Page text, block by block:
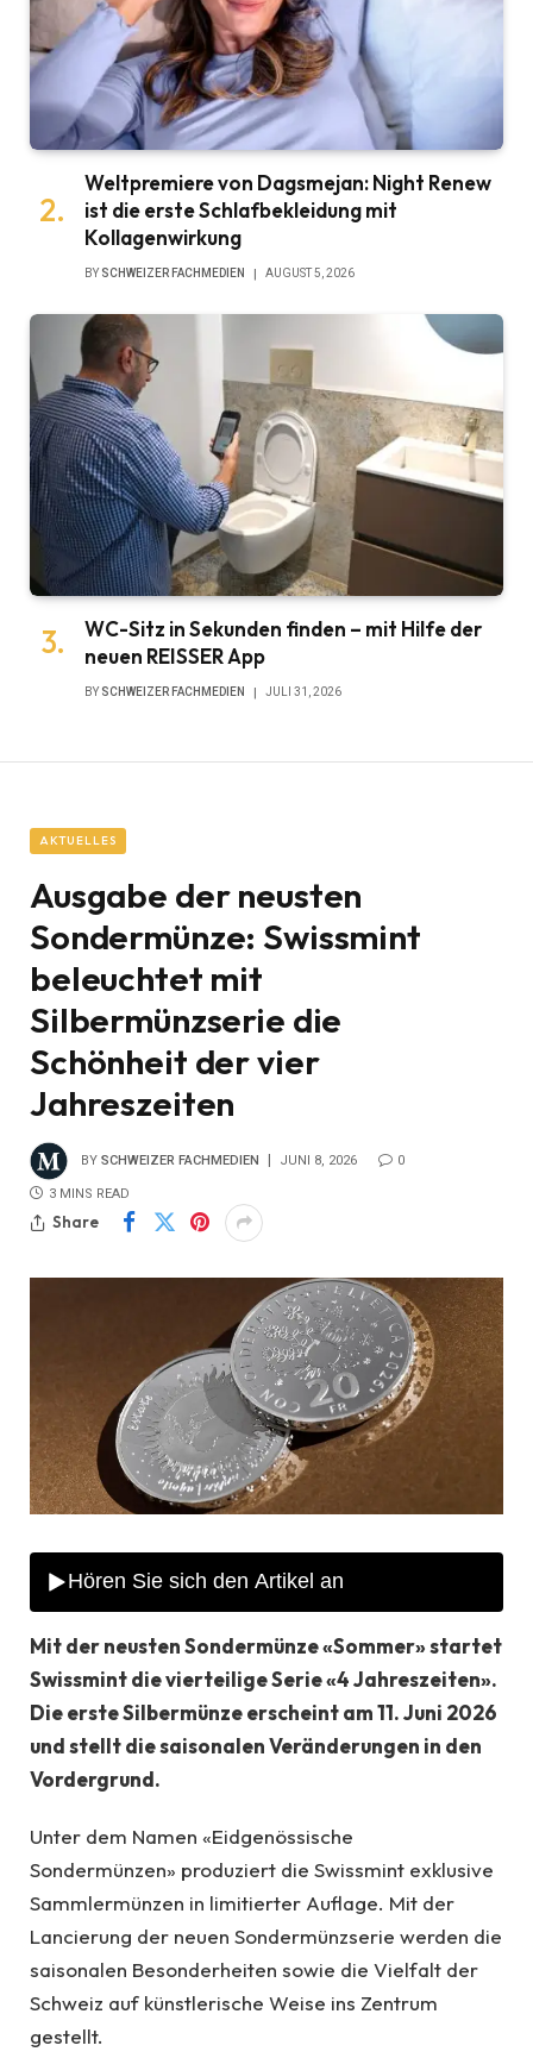
Weltpremiere von Dagsmejan: Night Renew
ist die erste Schlafbekleidung mit
Kollagenwirkung
BY SCHWEIZER FACHMEDIEN AUGUST 5, 2026
WC-Sitz in Sekunden finden – mit Hilfe der
neuen REISSER App
BY SCHWEIZER FACHMEDIEN JULI 31, 2026
AKTUELLES
Ausgabe der neusten
Sondermünze: Swissmint
beleuchtet mit
Silbermünzserie die
Schönheit der vier
Jahreszeiten
BY SCHWEIZER FACHMEDIEN JUNI 8, 2026 0
3 MINS READ
Share
Mit der neusten Sondermünze «Sommer» startet
Swissmint die vierteilige Serie «4 Jahreszeiten».
Die erste Silbermünze erscheint am 11. Juni 2026
und stellt die saisonalen Veränderungen in den
Vordergrund.
Unter dem Namen «Eidgenössische
Sondermünzen» produziert die Swissmint exklusive
Sammlermünzen in limitierter Auflage. Mit der
Lancierung der neuen Sondermünzserie werden die
saisonalen Besonderheiten sowie die Vielfalt der
Schweiz auf künstlerische Weise ins Zentrum
gestellt.